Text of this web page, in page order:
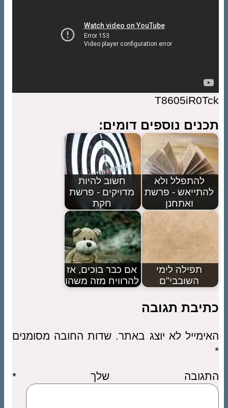
T8605iR0Tck
תכנים נוספים דומים:
להתפלל ולא
להתייאש - פרשת
ואתחנן
חשוב להיות
מדויקים - פרשת
חקת
תפילה לימי
השובבי"ם
אם כבר בוכים, אז
להרוויח מזה משהו
כתיבת תגובה
האימייל לא יוצג באתר. שדות החובה מסומנים
*
התגובה שלך*